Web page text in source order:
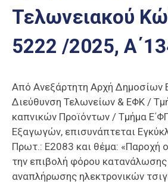
Τελωνειακού
5222 /2025,
Από Ανεξάρτητη Αρχή Δημοσίων
Διεύθυνση Τελωνείων & ΕΦΚ /
καπνικών Προϊόντων / Τμήμα
Εξαγωγών, επισυνάπτεται
Πρωτ.: Ε2083 και θέμα: «Παροχή
την επιβολή φόρου
αναπλήρωσης ηλεκτρονικών